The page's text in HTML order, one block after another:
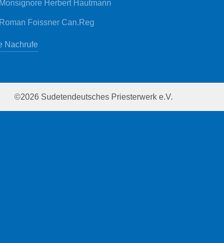
Monsignore Herbert Hautmann
Roman Foissner Can.Reg
Nachrufe
©2026 Sudetendeutsches Priesterwerk e.V.